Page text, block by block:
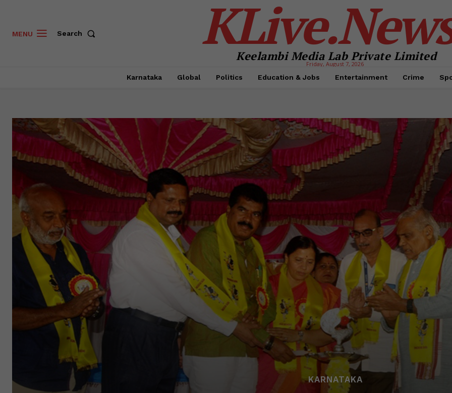
MENU Search
Keelambi Media Lab Private Limited
Friday, August 7, 2026
Karnataka Global Politics Education & Jobs Entertainment Crime
KARNATAKA